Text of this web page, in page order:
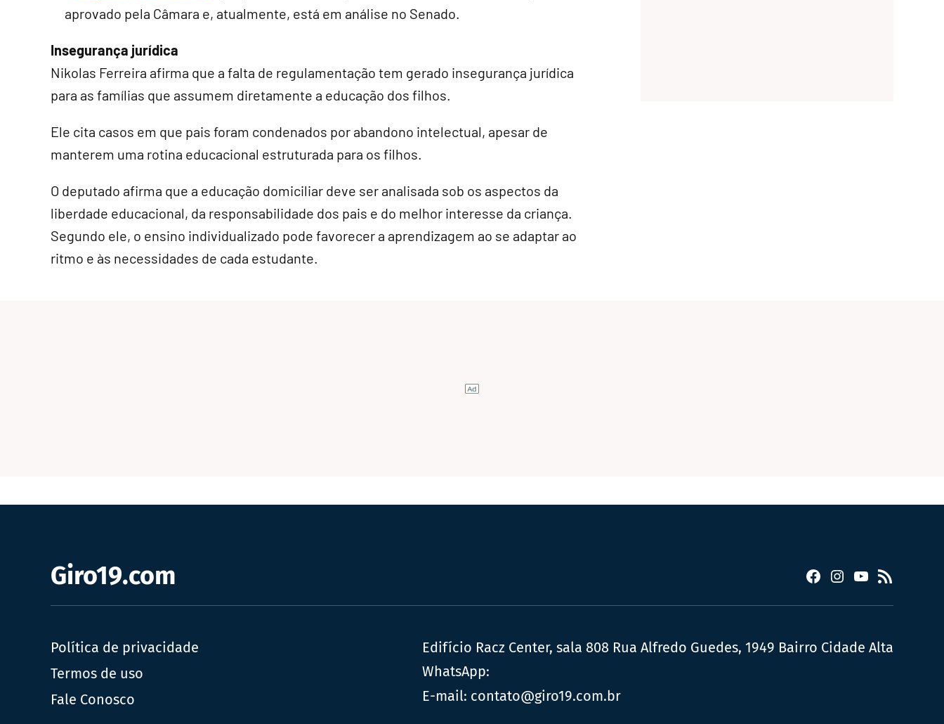
aprovado pela Câmara e, atualmente, está em análise no Senado.
Insegurança jurídica
Nikolas Ferreira afirma que a falta de regulamentação tem gerado insegurança jurídica
para as famílias que assumem diretamente a educação dos filhos.
Ele cita casos em que pais foram condenados por abandono intelectual, apesar de
manterem uma rotina educacional estruturada para os filhos.
O deputado afirma que a educação domiciliar deve ser analisada sob os aspectos da
liberdade educacional, da responsabilidade dos pais e do melhor interesse da criança.
Segundo ele, o ensino individualizado pode favorecer a aprendizagem ao se adaptar ao
ritmo e às necessidades de cada estudante.
Giro19.com Facebook
Instagram
YouTube
RSS
Política de privacidade
Termos de uso
Fale Conosco
Edifício Racz Center, sala 808 Rua Alfredo Guedes, 1949 Bairro Cidade Alta
WhatsApp:
E-mail: contato@giro19.com.br